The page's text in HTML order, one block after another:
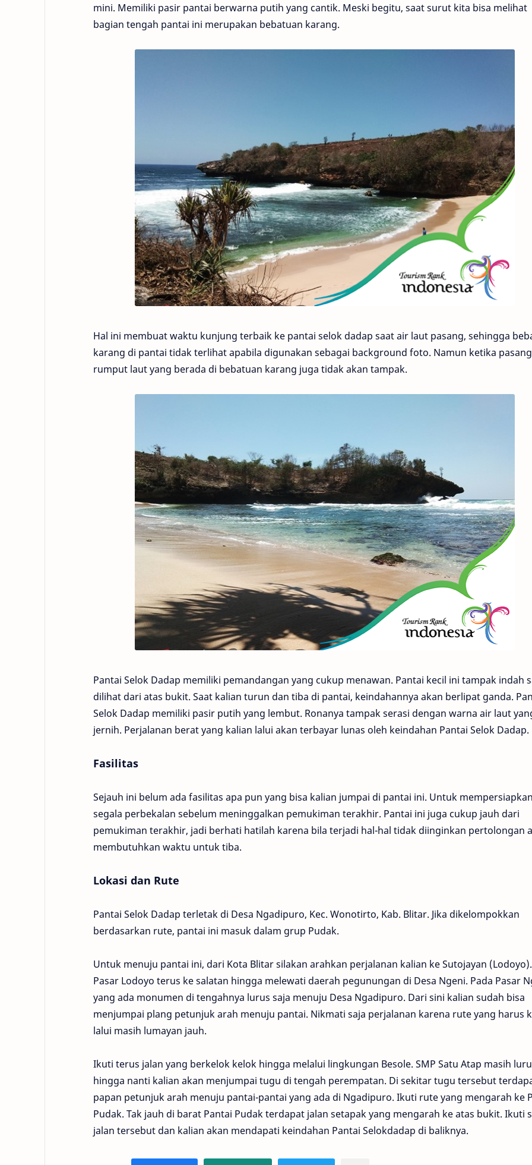
mini. Memiliki pasir pantai berwarna putih yang cantik. Meski begitu, saat surut kita bisa melihat
bagian tengah pantai ini merupakan bebatuan karang.
Hal ini membuat waktu kunjung terbaik ke pantai selok dadap saat air laut pasang, sehingga
karang di pantai tidak terlihat apabila digunakan sebagai background foto. Namun ketika
rumput laut yang berada di bebatuan karang juga tidak akan tampak.
Pantai Selok Dadap memiliki pemandangan yang cukup menawan. Pantai kecil ini tampak indah
dilihat dari atas bukit. Saat kalian turun dan tiba di pantai, keindahannya akan berlipat ganda.
Selok Dadap memiliki pasir putih yang lembut. Ronanya tampak serasi dengan warna air laut
jernih. Perjalanan berat yang kalian lalui akan terbayar lunas oleh keindahan Pantai Selok Dadap.
Fasilitas
Sejauh ini belum ada fasilitas apa pun yang bisa kalian jumpai di pantai ini. Untuk
segala perbekalan sebelum meninggalkan pemukiman terakhir. Pantai ini juga cukup jauh dari
pemukiman terakhir, jadi berhati hatilah karena bila terjadi hal-hal tidak diinginkan pertolongan
membutuhkan waktu untuk tiba.
Lokasi dan Rute
Pantai Selok Dadap terletak di Desa Ngadipuro, Kec. Wonotirto, Kab. Blitar. Jika dikelompokkan
berdasarkan rute, pantai ini masuk dalam grup Pudak.
Untuk menuju pantai ini, dari Kota Blitar silakan arahkan perjalanan kalian ke Sutojayan
Pasar Lodoyo terus ke salatan hingga melewati daerah pegunungan di Desa Ngeni. Pada Pasar
yang ada monumen di tengahnya lurus saja menuju Desa Ngadipuro. Dari sini kalian sudah bisa
menjumpai plang petunjuk arah menuju pantai. Nikmati saja perjalanan karena rute yang harus
lalui masih lumayan jauh.
Ikuti terus jalan yang berkelok kelok hingga melalui lingkungan Besole. SMP Satu Atap masih
hingga nanti kalian akan menjumpai tugu di tengah perempatan. Di sekitar tugu tersebut
papan petunjuk arah menuju pantai-pantai yang ada di Ngadipuro. Ikuti rute yang mengarah ke
Pudak. Tak jauh di barat Pantai Pudak terdapat jalan setapak yang mengarah ke atas bukit. Ikuti
jalan tersebut dan kalian akan mendapati keindahan Pantai Selokdadap di baliknya.